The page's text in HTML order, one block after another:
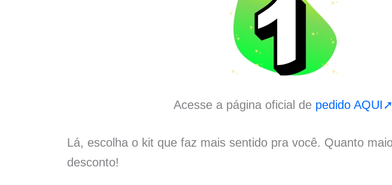
Acesse a página oficial de pedido AQUI➚
Lá, escolha o kit que faz mais sentido pra você. Quanto
desconto!